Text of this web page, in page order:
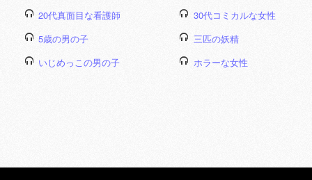
20代真面目な看護師
30代コミカルな女性
5歳の男の子
三匹の妖精
いじめっこの男の子
ホラーな女性